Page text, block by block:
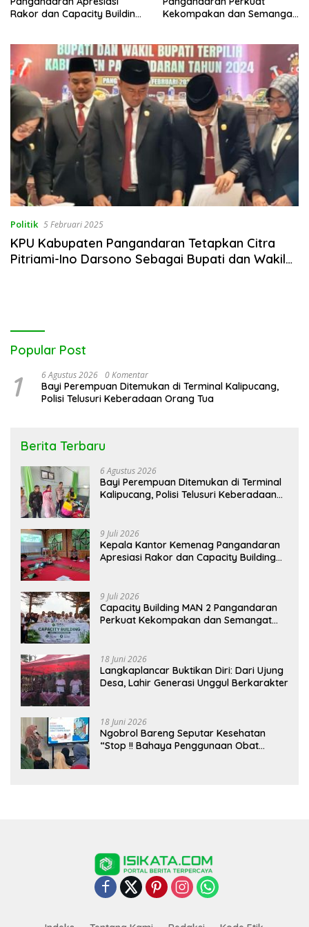
Rakor dan Capacity Building
Kekompakan dan Semangat
Politik 5 Februari 2025
KPU Kabupaten Pangandaran Tetapkan Citra
Pitriami-Ino Darsono Sebagai Bupati dan Wakil
Popular Post
1 6 Agustus 2026 0 Komentar
Bayi Perempuan Ditemukan di Terminal Kalipucang,
Polisi Telusuri Keberadaan Orang Tua
Berita Terbaru
6 Agustus 2026
Bayi Perempuan Ditemukan di Terminal
Kalipucang, Polisi Telusuri Keberadaan
9 Juli 2026
Kepala Kantor Kemenag Pangandaran
Apresiasi Rakor dan Capacity Building
9 Juli 2026
Capacity Building MAN 2 Pangandaran
Perkuat Kekompakan dan Semangat
18 Juni 2026
Langkaplancar Buktikan Diri: Dari Ujung
Desa, Lahir Generasi Unggul Berkarakter
18 Juni 2026
Ngobrol Bareng Seputar Kesehatan
“Stop !! Bahaya Penggunaan Obat